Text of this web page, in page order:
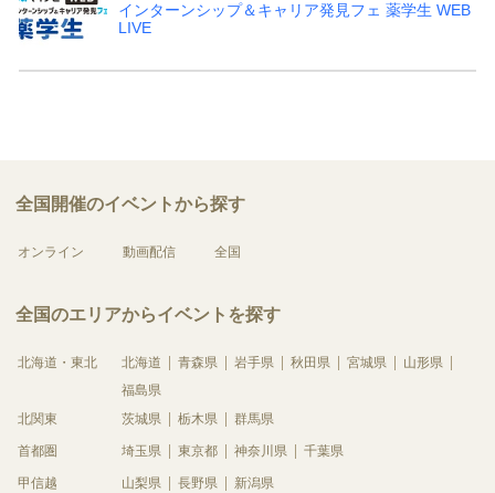
インターンシップ＆キャリア発見フェ 薬学生 WEB
LIVE
全国開催のイベントから探す
オンライン 動画配信 全国
全国のエリアからイベントを探す
北海道・東北 北海道 青森県 岩手県 秋田県 宮城県
山形県
福島県
北関東
茨城県 栃木県 群馬県
首都圏 埼玉県 東京都 神奈川県 千葉県
甲信越 山梨県 長野県 新潟県